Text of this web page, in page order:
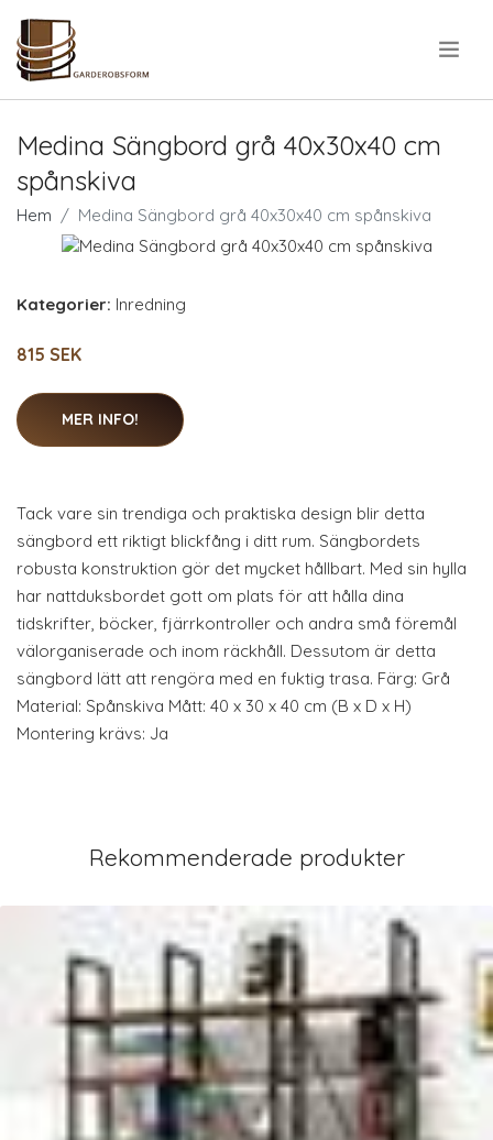
Medina Sängbord grå 40x30x40 cm
spånskiva
Hem Medina Sängbord grå 40x30x40 cm spånskiva
Kategorier: Inredning
815 SEK
MER INFO!
Tack vare sin trendiga och praktiska design blir detta
sängbord ett riktigt blickfång i ditt rum. Sängbordets
robusta konstruktion gör det mycket hållbart. Med sin hylla
har nattduksbordet gott om plats för att hålla dina
tidskrifter, böcker, fjärrkontroller och andra små föremål
välorganiserade och inom räckhåll. Dessutom är detta
sängbord lätt att rengöra med en fuktig trasa. Färg: Grå
Material: Spånskiva Mått: 40 x 30 x 40 cm (B x D x H)
Montering krävs: Ja
Rekommenderade produkter